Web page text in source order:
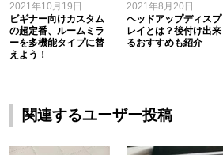
2021年10月19日
ビギナー向けカスタム
の超定番、ルームミラ
ーを多機能タイプに替
えよう！
2021年8月20日
ヘッドアップディスプ
レイとは？後付け出来
るおすすめも紹介
関連するユーザー投稿